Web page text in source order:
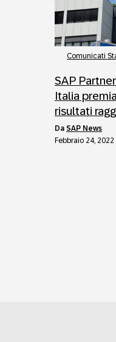
Comunicati
SAP
Italia
risultati
da SAP News
Febbraio 24, 2022